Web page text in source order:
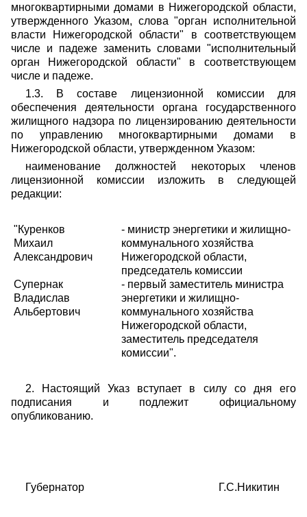
многоквартирными домами в Нижегородской области,
утвержденного Указом, слова "орган исполнительной
власти Нижегородской области" в соответствующем
числе и падеже заменить словами "исполнительный
орган Нижегородской области" в соответствующем
числе и падеже.
1.3. В составе лицензионной комиссии для
обеспечения деятельности органа государственного
жилищного надзора по лицензированию деятельности
по управлению многоквартирными домами в
Нижегородской области, утвержденном Указом:
наименование должностей некоторых членов
лицензионной комиссии изложить в следующей
редакции:
"Куренков
Михаил
Александрович
- министр энергетики и жилищно-
коммунального хозяйства
Нижегородской области,
председатель комиссии
Супернак
Владислав
Альбертович
- первый заместитель министра
энергетики и жилищно-
коммунального хозяйства
Нижегородской области,
заместитель председателя
комиссии".
2. Настоящий Указ вступает в силу со дня его
подписания и подлежит официальному
опубликованию.
Губернатор Г.С.Никитин